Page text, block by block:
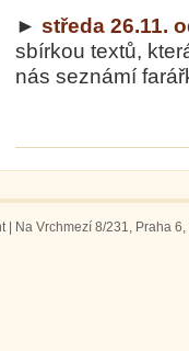
► středa 26.11.
sbírkou textů,
nás seznámí
Na Vrchmezí 8/231, Praha